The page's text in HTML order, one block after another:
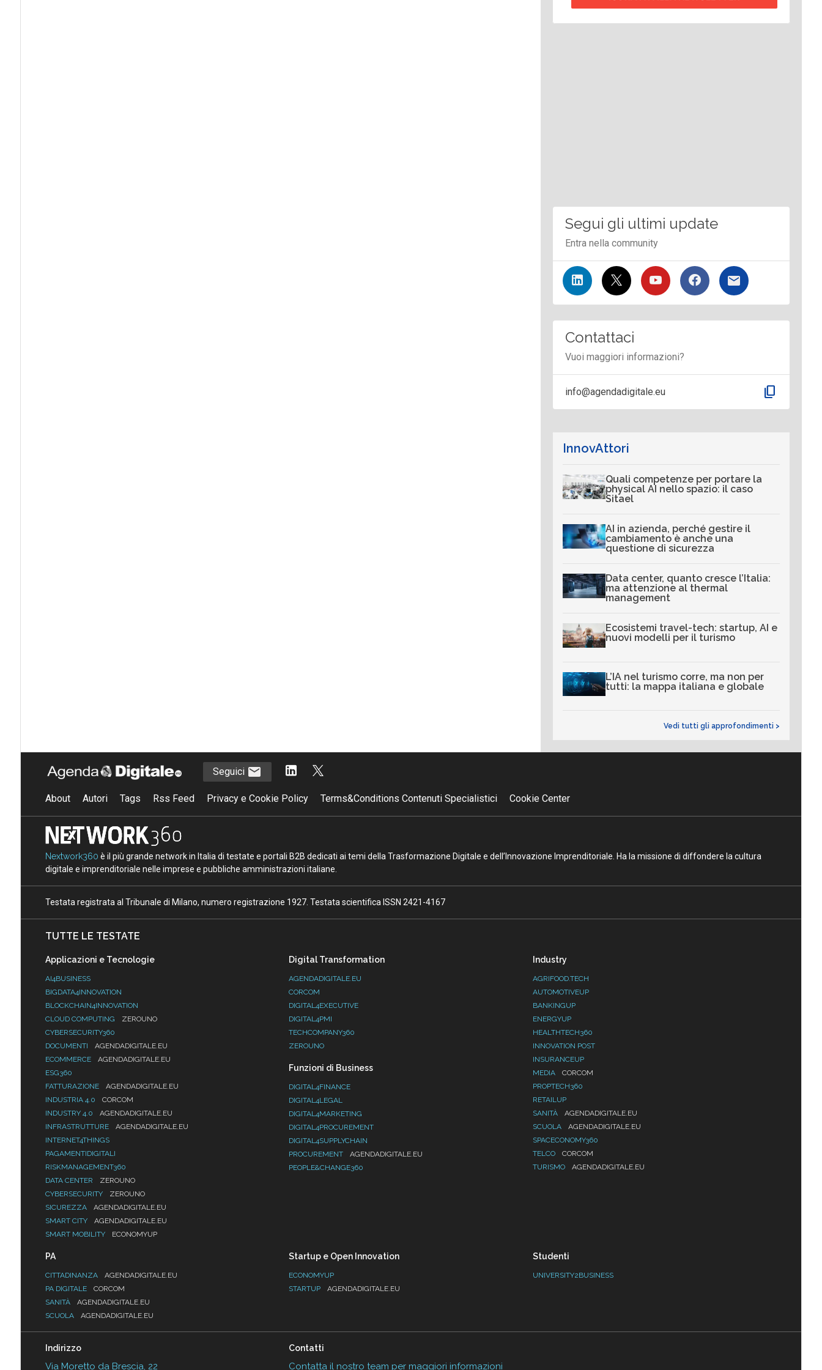
Segui gli ultimi update
Entra nella community
Contattaci
Vuoi maggiori informazioni?
info@agendadigitale.eu content_copy
InnovAttori
Quali competenze per portare la
physical AI nello spazio: il caso
Sitael
AI in azienda, perché gestire il
cambiamento è anche una
questione di sicurezza
Data center, quanto cresce l’Italia:
ma attenzione al thermal
management
Ecosistemi travel-tech: startup, AI e
nuovi modelli per il turismo
L’IA nel turismo corre, ma non per
tutti: la mappa italiana e globale
Vedi tutti gli approfondimenti >
Seguici
About Autori Tags Rss Feed Privacy e Cookie Policy Terms&Conditions Contenuti Specialistici Cookie Center
Nextwork360 è il più grande network in Italia di testate e portali B2B dedicati ai temi della Trasformazione Digitale e dell’Innovazione Imprenditoriale. Ha la missione di diffondere la cultura
digitale e imprenditoriale nelle imprese e pubbliche amministrazioni italiane.
Testata registrata al Tribunale di Milano, numero registrazione 1927. Testata scientifica ISSN 2421-4167
TUTTE LE TESTATE
Applicazioni e Tecnologie
AI4BUSINESS
BIGDATA4INNOVATION
BLOCKCHAIN4INNOVATION
CLOUD COMPUTING
ZEROUNO
CYBERSECURITY360
DOCUMENTI
AGENDADIGITALE.EU
ECOMMERCE
AGENDADIGITALE.EU
ESG360
FATTURAZIONE
AGENDADIGITALE.EU
INDUSTRIA 4.0
CORCOM
INDUSTRY 4.0
AGENDADIGITALE.EU
INFRASTRUTTURE
AGENDADIGITALE.EU
INTERNET4THINGS
PAGAMENTIDIGITALI
RISKMANAGEMENT360
DATA CENTER
ZEROUNO
CYBERSECURITY
ZEROUNO
SICUREZZA
AGENDADIGITALE.EU
SMART CITY
AGENDADIGITALE.EU
SMART MOBILITY
ECONOMYUP
Digital Transformation
AGENDADIGITALE.EU
CORCOM
DIGITAL4EXECUTIVE
DIGITAL4PMI
TECHCOMPANY360
ZEROUNO
Funzioni di Business
DIGITAL4FINANCE
DIGITAL4LEGAL
DIGITAL4MARKETING
DIGITAL4PROCUREMENT
DIGITAL4SUPPLYCHAIN
PROCUREMENT
AGENDADIGITALE.EU
PEOPLE&CHANGE360
Industry
AGRIFOOD.TECH
AUTOMOTIVEUP
BANKINGUP
ENERGYUP
HEALTHTECH360
INNOVATION POST
INSURANCEUP
MEDIA
CORCOM
PROPTECH360
RETAILUP
SANITÀ
AGENDADIGITALE.EU
SCUOLA
AGENDADIGITALE.EU
SPACECONOMY360
TELCO
CORCOM
TURISMO
AGENDADIGITALE.EU
PA
CITTADINANZA
AGENDADIGITALE.EU
PA DIGITALE
CORCOM
SANITÀ
AGENDADIGITALE.EU
SCUOLA
AGENDADIGITALE.EU
Startup e Open Innovation
ECONOMYUP
STARTUP
AGENDADIGITALE.EU
Studenti
UNIVERSITY2BUSINESS
Indirizzo
Via Moretto da Brescia, 22
Contatti
Contatta il nostro team per maggiori informazioni